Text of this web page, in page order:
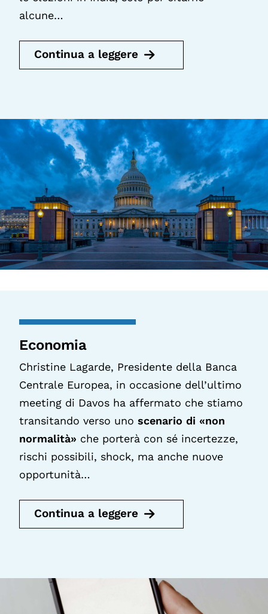
alcune…
Continua a leggere
Economia
Christine Lagarde, Presidente della Banca
Centrale Europea, in occasione dell’ultimo
meeting di Davos ha affermato che stiamo
transitando verso uno scenario di «non
normalità» che porterà con sé incertezze,
rischi possibili, shock, ma anche nuove
opportunità…
Continua a leggere